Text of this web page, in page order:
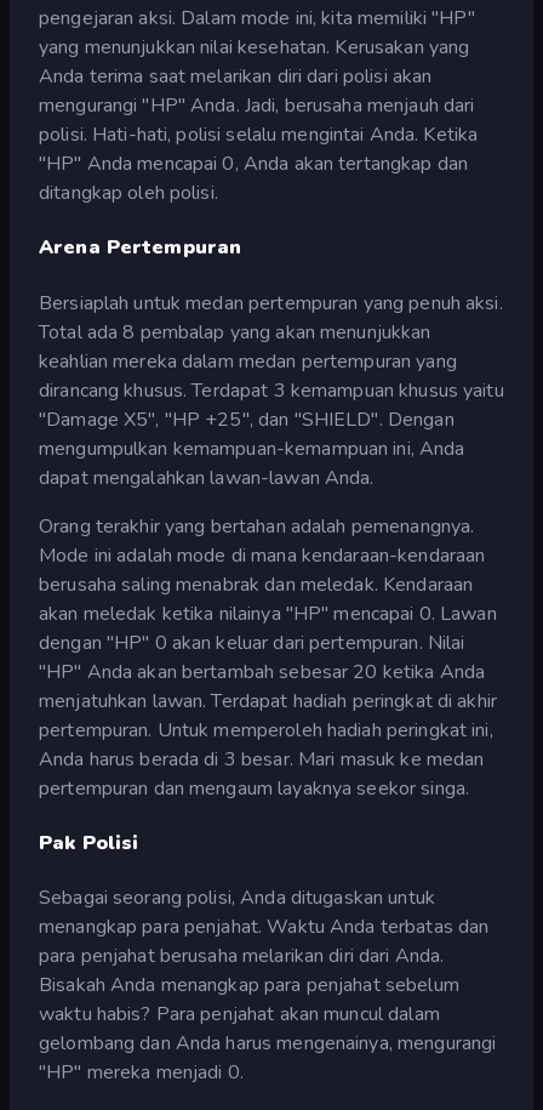
pengejaran aksi. Dalam mode ini, kita memiliki "HP"
yang menunjukkan nilai kesehatan. Kerusakan yang
Anda terima saat melarikan diri dari polisi akan
mengurangi "HP" Anda. Jadi, berusaha menjauh dari
polisi. Hati-hati, polisi selalu mengintai Anda. Ketika
"HP" Anda mencapai 0, Anda akan tertangkap dan
ditangkap oleh polisi.
Arena Pertempuran
Bersiaplah untuk medan pertempuran yang penuh aksi.
Total ada 8 pembalap yang akan menunjukkan
keahlian mereka dalam medan pertempuran yang
dirancang khusus. Terdapat 3 kemampuan khusus yaitu
"Damage X5", "HP +25", dan "SHIELD". Dengan
mengumpulkan kemampuan-kemampuan ini, Anda
dapat mengalahkan lawan-lawan Anda.
Orang terakhir yang bertahan adalah pemenangnya.
Mode ini adalah mode di mana kendaraan-kendaraan
berusaha saling menabrak dan meledak. Kendaraan
akan meledak ketika nilainya "HP" mencapai 0. Lawan
dengan "HP" 0 akan keluar dari pertempuran. Nilai
"HP" Anda akan bertambah sebesar 20 ketika Anda
menjatuhkan lawan. Terdapat hadiah peringkat di akhir
pertempuran. Untuk memperoleh hadiah peringkat ini,
Anda harus berada di 3 besar. Mari masuk ke medan
pertempuran dan mengaum layaknya seekor singa.
Pak Polisi
Sebagai seorang polisi, Anda ditugaskan untuk
menangkap para penjahat. Waktu Anda terbatas dan
para penjahat berusaha melarikan diri dari Anda.
Bisakah Anda menangkap para penjahat sebelum
waktu habis? Para penjahat akan muncul dalam
gelombang dan Anda harus mengenainya, mengurangi
"HP" mereka menjadi 0.